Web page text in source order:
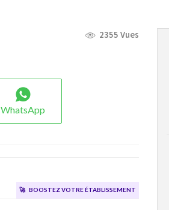
2355 Vues
WhatsApp
🚀 Boostez votre établissement